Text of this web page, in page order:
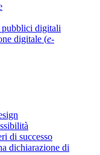
pubblici digitali
digitale (e-
di successo
dichiarazione di